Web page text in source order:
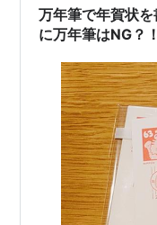
万年筆で年賀状
に万年筆はNG？！